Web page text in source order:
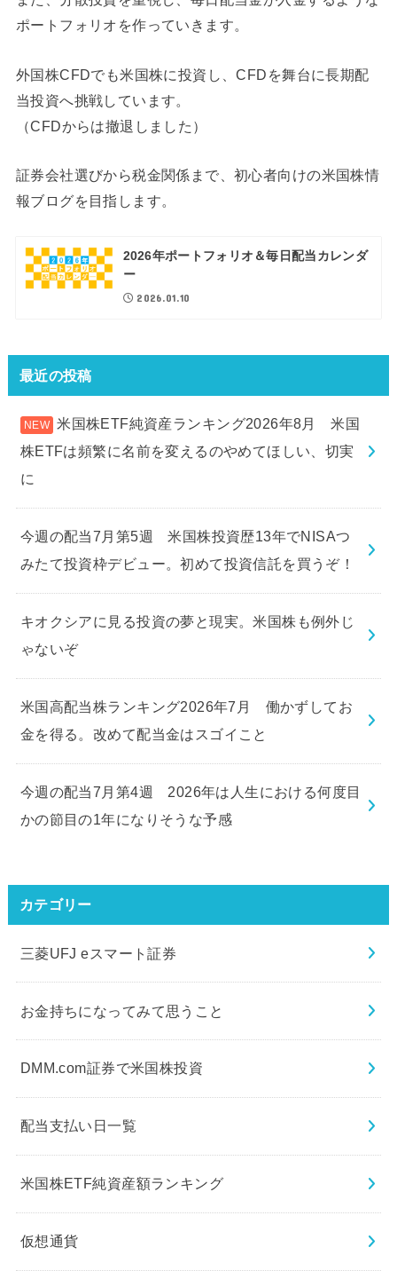
ポートフォリオを作っていきます。
外国株CFDでも米国株に投資し、CFDを舞台に長期配
当投資へ挑戦しています。
（CFDからは撤退しました）
証券会社選びから税金関係まで、初心者向けの米国株情
報ブログを目指します。
2026年ポートフォリオ＆毎日配当カレンダ
ー
2026.01.10
最近の投稿
米国株ETF純資産ランキング2026年8月 米国
株ETFは頻繁に名前を変えるのやめてほしい、切実
に
今週の配当7月第5週 米国株投資歴13年でNISAつ
みたて投資枠デビュー。初めて投資信託を買うぞ！
キオクシアに見る投資の夢と現実。米国株も例外じ
ゃないぞ
米国高配当株ランキング2026年7月 働かずしてお
金を得る。改めて配当金はスゴイこと
今週の配当7月第4週 2026年は人生における何度目
かの節目の1年になりそうな予感
カテゴリー
三菱UFJ eスマート証券
お金持ちになってみて思うこと
DMM.com証券で米国株投資
配当支払い日一覧
米国株ETF純資産額ランキング
仮想通貨